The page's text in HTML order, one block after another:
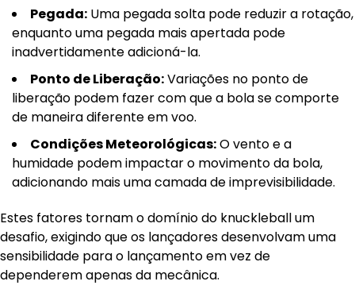
Pegada: Uma pegada solta pode reduzir a rotação,
enquanto uma pegada mais apertada pode
inadvertidamente adicioná-la.
Ponto de Liberação:Variações no ponto de
liberação podem fazer com que a bola se comporte
de maneira diferente em voo.
Condições Meteorológicas:O vento e a
humidade podem impactar o movimento da bola,
adicionando mais uma camada de imprevisibilidade.
Estes fatores tornam o domínio do knuckleball um
desafio, exigindo que os lançadores desenvolvam uma
sensibilidade para o lançamento em vez de
dependerem apenas da mecânica.